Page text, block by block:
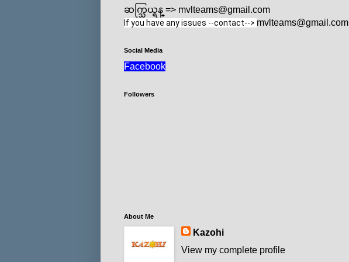
ဆက္သြယ္ရန္ => mvlteams@gmail.com
If you have any issues --contact--> mvlteams@gmail.com
Social Media
Facebook
Followers
About Me
Kazohi
View my complete profile